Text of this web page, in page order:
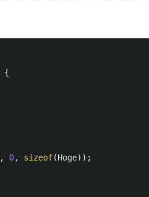
{
, 0, sizeof(Hoge));